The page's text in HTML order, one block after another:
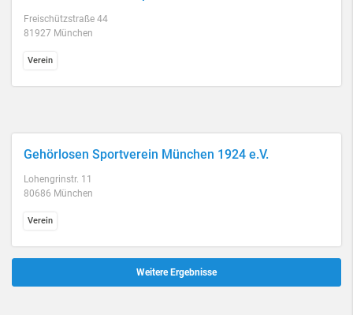
Freischützstraße 44
81927 München
Verein
Gehörlosen Sportverein München 1924 e.V.
Lohengrinstr. 11
80686 München
Verein
Weitere Ergebnisse